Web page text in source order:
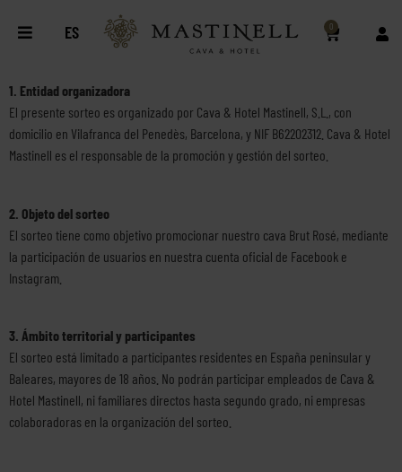
ES 0
1. Entidad organizadora
El presente sorteo es organizado por Cava & Hotel Mastinell, S.L., con
domicilio en Vilafranca del Penedès, Barcelona, y NIF B62202312. Cava & Hotel
Mastinell es el responsable de la promoción y gestión del sorteo.
2. Objeto del sorteo
El sorteo tiene como objetivo promocionar nuestro cava Brut Rosé, mediante
la participación de usuarios en nuestra cuenta oficial de Facebook e
Instagram.
3. Ámbito territorial y participantes
El sorteo está limitado a participantes residentes en España peninsular y
Baleares, mayores de 18 años. No podrán participar empleados de Cava &
Hotel Mastinell, ni familiares directos hasta segundo grado, ni empresas
colaboradoras en la organización del sorteo.